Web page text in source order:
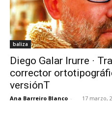
baliza
Diego Galar Irurre ·
corrector
versiónT
Ana Barreiro Blanco - 17 marzo,